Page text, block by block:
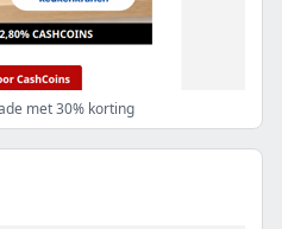
met 30% korting